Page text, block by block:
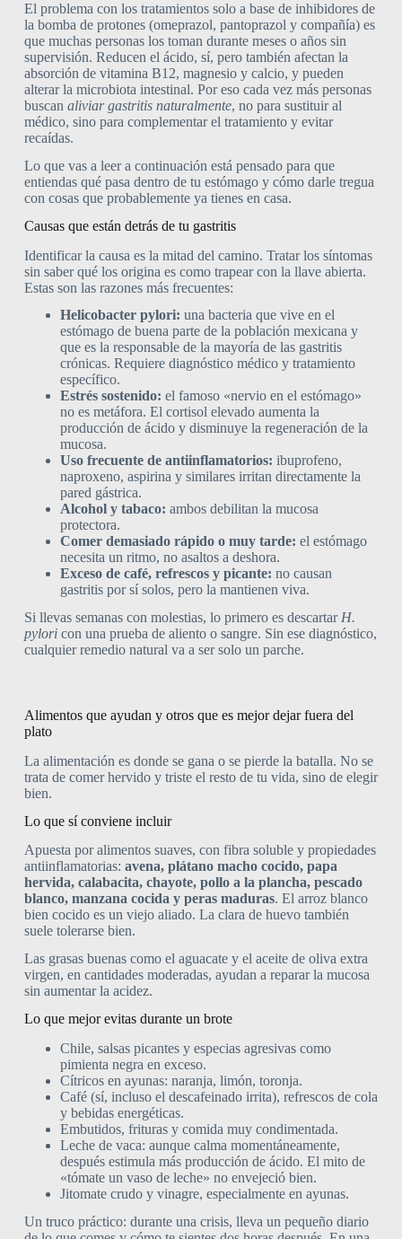
El problema con los tratamientos solo a base de inhibidores de
la bomba de protones (omeprazol, pantoprazol y compañía) es
que muchas personas los toman durante meses o años sin
supervisión. Reducen el ácido, sí, pero también afectan la
absorción de vitamina B12, magnesio y calcio, y pueden
alterar la microbiota intestinal. Por eso cada vez más personas
buscan aliviar gastritis naturalmente, no para sustituir al
médico, sino para complementar el tratamiento y evitar
recaídas.
Lo que vas a leer a continuación está pensado para que
entiendas qué pasa dentro de tu estómago y cómo darle tregua
con cosas que probablemente ya tienes en casa.
Causas que están detrás de tu gastritis
Identificar la causa es la mitad del camino. Tratar los síntomas
sin saber qué los origina es como trapear con la llave abierta.
Estas son las razones más frecuentes:
Helicobacter pylori: una bacteria que vive en el
estómago de buena parte de la población mexicana y
que es la responsable de la mayoría de las gastritis
crónicas. Requiere diagnóstico médico y tratamiento
específico.
Estrés sostenido: el famoso «nervio en el estómago»
no es metáfora. El cortisol elevado aumenta la
producción de ácido y disminuye la regeneración de la
mucosa.
Uso frecuente de antiinflamatorios: ibuprofeno,
naproxeno, aspirina y similares irritan directamente la
pared gástrica.
Alcohol y tabaco: ambos debilitan la mucosa
protectora.
Comer demasiado rápido o muy tarde: el estómago
necesita un ritmo, no asaltos a deshora.
Exceso de café, refrescos y picante: no causan
gastritis por sí solos, pero la mantienen viva.
Si llevas semanas con molestias, lo primero es descartar H.
pyloricon una prueba de aliento o sangre. Sin ese diagnóstico,
cualquier remedio natural va a ser solo un parche.
Alimentos que ayudan y otros que es mejor dejar fuera del
plato
La alimentación es donde se gana o se pierde la batalla. No se
trata de comer hervido y triste el resto de tu vida, sino de elegir
bien.
Lo que sí conviene incluir
Apuesta por alimentos suaves, con fibra soluble y propiedades
antiinflamatorias: avena, plátano macho cocido, papa
hervida, calabacita, chayote, pollo a la plancha, pescado
blanco, manzana cocida y peras maduras. El arroz blanco
bien cocido es un viejo aliado. La clara de huevo también
suele tolerarse bien.
Las grasas buenas como el aguacate y el aceite de oliva extra
virgen, en cantidades moderadas, ayudan a reparar la mucosa
sin aumentar la acidez.
Lo que mejor evitas durante un brote
Chile, salsas picantes y especias agresivas como
pimienta negra en exceso.
Cítricos en ayunas: naranja, limón, toronja.
Café (sí, incluso el descafeinado irrita), refrescos de cola
y bebidas energéticas.
Embutidos, frituras y comida muy condimentada.
Leche de vaca: aunque calma momentáneamente,
después estimula más producción de ácido. El mito de
«tómate un vaso de leche» no envejeció bien.
Jitomate crudo y vinagre, especialmente en ayunas.
Un truco práctico: durante una crisis, lleva un pequeño diario